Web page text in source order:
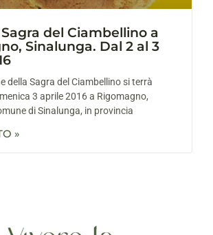
del Ciambellino a
Sinalunga. Dal 2 al 3
della Sagra del Ciambellino si terrà
3 aprile 2016 a Rigomagno,
di Sinalunga, in provincia
»